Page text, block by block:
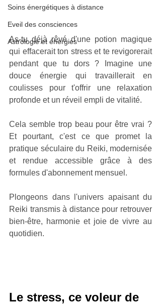
Soins énergétiques à distance
Eveil des consciences
Astrologie et énergies
As-tu déjà rêvé d'une potion magique
qui effacerait ton stress et te revigorerait
pendant que tu dors ? Imagine une
douce énergie qui travaillerait en
coulisses pour t'offrir une relaxation
profonde et un réveil empli de vitalité.
Cela semble trop beau pour être vrai ?
Et pourtant, c'est ce que promet la
pratique séculaire du Reiki, modernisée
et rendue accessible grâce à des
formules d'abonnement mensuel.
Plongeons dans l'univers apaisant du
Reiki transmis à distance pour retrouver
bien-être, harmonie et joie de vivre au
quotidien.
Le stress, ce voleur de